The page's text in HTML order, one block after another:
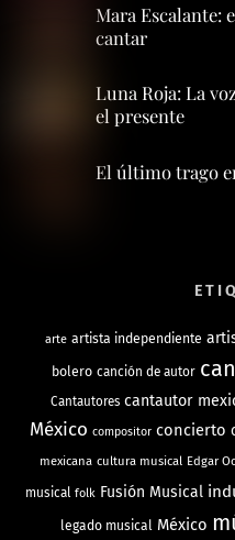
Mara Escalante:
cantar
Luna Roja: La
el presente
El último trago
arte artista independiente
bolero canción de autor
Cantautores cantautor
México compositor concierto
mexicana cultura musical Edgar
musical folk Fusión Musical
legado musical México